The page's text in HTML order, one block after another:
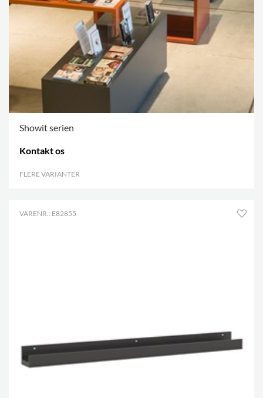
Showit serien
Kontakt os
FLERE VARIANTER
VARENR.: E82855